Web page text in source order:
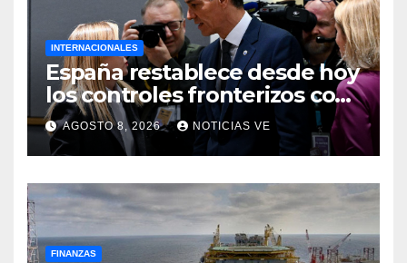
INTERNACIONALES
España restablece desde hoy
los controles fronterizos con
Italia tras el rechazo de Roma
a retirar las restricciones
AGOSTO 8, 2026 NOTICIAS VE
FINANZAS